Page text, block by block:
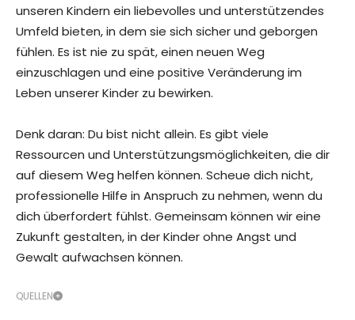
unseren Kindern ein liebevolles und unterstützendes
Umfeld bieten, in dem sie sich sicher und geborgen
fühlen. Es ist nie zu spät, einen neuen Weg
einzuschlagen und eine positive Veränderung im
Leben unserer Kinder zu bewirken.
Denk daran: Du bist nicht allein. Es gibt viele
Ressourcen und Unterstützungsmöglichkeiten, die dir
auf diesem Weg helfen können. Scheue dich nicht,
professionelle Hilfe in Anspruch zu nehmen, wenn du
dich überfordert fühlst. Gemeinsam können wir eine
Zukunft gestalten, in der Kinder ohne Angst und
Gewalt aufwachsen können.
QUELLEN